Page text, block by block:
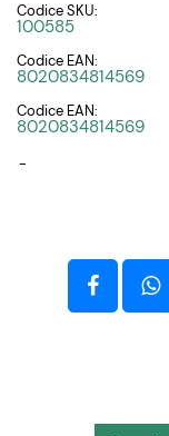
Codice SKU:
100585
Codice EAN:
8020834814569
Codice EAN:
8020834814569
-